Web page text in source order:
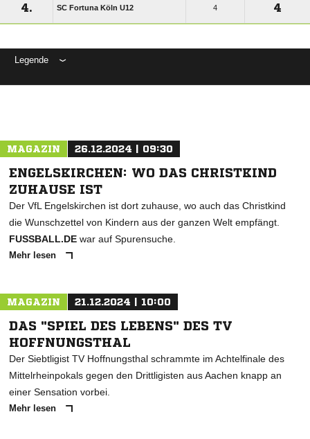
4. SC Fortuna Köln U12 4 4
Legende
MAGAZIN 26.12.2024 | 09:30
ENGELSKIRCHEN: WO DAS CHRISTKIND
ZUHAUSE IST
Der VfL Engelskirchen ist dort zuhause, wo auch das Christkind
die Wunschzettel von Kindern aus der ganzen Welt empfängt.
FUSSBALL.DE war auf Spurensuche.
Mehr lesen
MAGAZIN 21.12.2024 | 10:00
DAS "SPIEL DES LEBENS" DES TV
HOFFNUNGSTHAL
Der Siebtligist TV Hoffnungsthal schrammte im Achtelfinale des
Mittelrheinpokals gegen den Drittligisten aus Aachen knapp an
einer Sensation vorbei.
Mehr lesen